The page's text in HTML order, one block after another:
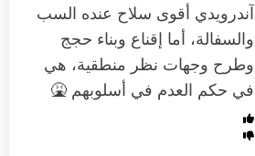
آندرويدي أقوى سلاح عنده السب
والسفالة، أما إقناع وبناء حجج
وطرح وجهات نظر منطقية، هي
في حكم العدم في أسلوبهم 🤮